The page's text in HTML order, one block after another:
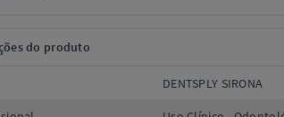
do produto
DENTSPLY SIRONA